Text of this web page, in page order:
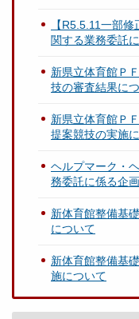
【R5.5.11一部
関する業務委託
新県立体育館Ｐ
技の審査結果に
新県立体育館Ｐ
提案競技の実施
ヘルプマーク・
務委託に係る企
新体育館整備基
について
新体育館整備基
施について